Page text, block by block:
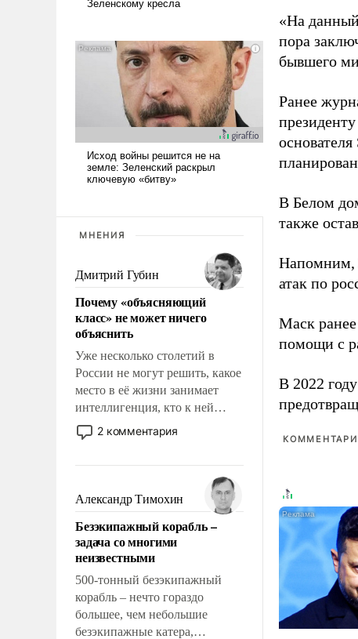
МНЕНИЯ
Дмитрий Губин
Почему «объясняющий
класс» не может ничего
объяснить
Уже несколько столетий в
России не могут решить, какое
место в её жизни занимает
интеллигенция, кто к ней
принадлежит, а кого из неё
исключили с правом
чем она отличается от просто
образованных людей. Иногда
казалось, что эти вопросы
решены раз и навсегда, но –
нет, не решены.
2 комментария
Александр Тимохин
Безэкипажный корабль –
задача со многими
неизвестными
500-тонный безэкипажный
корабль – нечто гораздо
большее, чем небольшие
безэкипажные катера,
«На
пора
бывшего
Ранее
В Белом
также
Напомним,
атак по
Маск ранее
помощи с
В 2022